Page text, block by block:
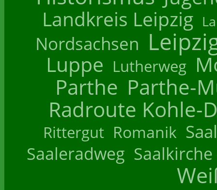
Landkreis Leipzig
Nordsachsen
Luppe Lutherweg
Parthe Parthe-
Radroute Kohle-
Rittergut Romanik
Saaleradweg Saalkirche